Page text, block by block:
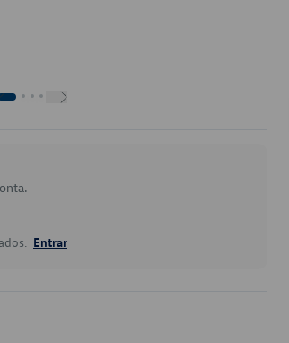
Entrar